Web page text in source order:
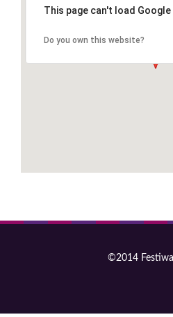
This page can't load
Do you own this website?
©2014